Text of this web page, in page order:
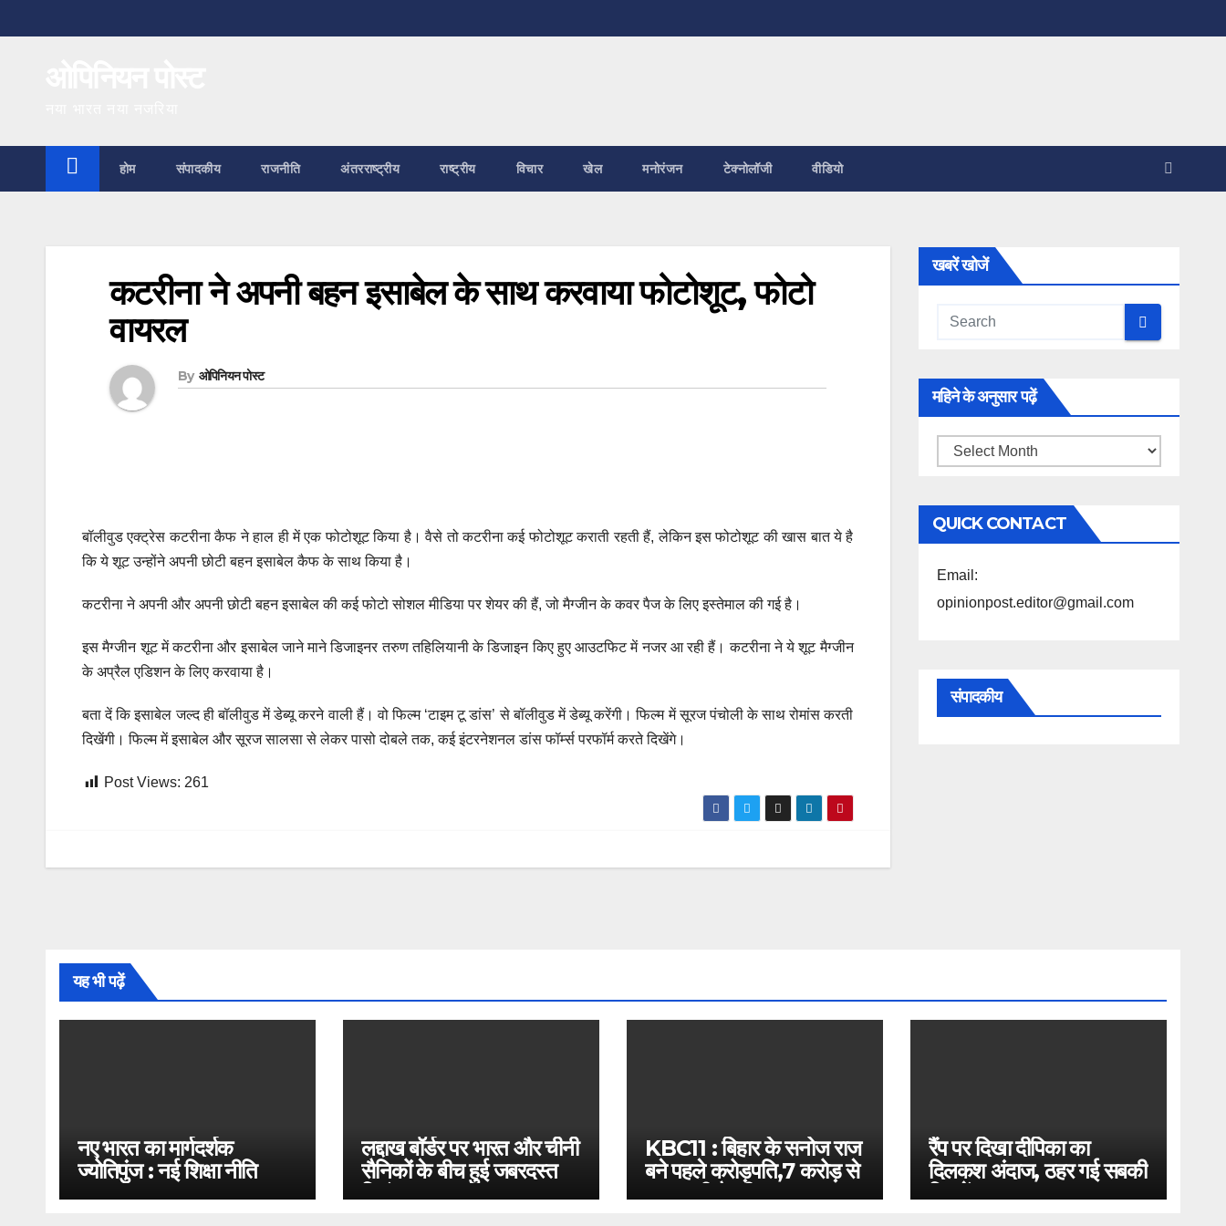
to
होम संपादकीय राजनीति अंतरराष्ट्रीय राष्ट्रीय विचार खेल मनोरंजन टेक्नोलॉजी वीडियो
कटरीना ने अपनी बहन इसाबेल के साथ करवाया फोटोशूट, फोटो
वायरल
By ओपिनियन पोस्ट
बॉलीवुड एक्ट्रेस कटरीना कैफ ने हाल ही में एक फोटोशूट किया है। वैसे तो कटरीना कई फोटोशूट कराती रहती हैं, लेकिन इस फोटोशूट की खास बात ये है
कि ये शूट उन्होंने अपनी छोटी बहन इसाबेल कैफ के साथ किया है।
कटरीना ने अपनी और अपनी छोटी बहन इसाबेल की कई फोटो सोशल मीडिया पर शेयर की हैं, जो मैग्जीन के कवर पैज के लिए इस्तेमाल की गई है।
इस मैग्जीन शूट में कटरीना और इसाबेल जाने माने डिजाइनर तरुण तहिलियानी के डिजाइन किए हुए आउटफिट में नजर आ रही हैं। कटरीना ने ये शूट मैग्जीन
के अप्रैल एडिशन के लिए करवाया है।
बता दें कि इसाबेल जल्द ही बॉलीवुड में डेब्यू करने वाली हैं। वो फिल्म ‘टाइम टू डांस’ से बॉलीवुड में डेब्यू करेंगी। फिल्म में सूरज पंचोली के साथ रोमांस करती
दिखेंगी। फिल्म में इसाबेल और सूरज सालसा से लेकर पासो दोबले तक, कई इंटरनेशनल डांस फॉर्म्स परफॉर्म करते दिखेंगे।
Post Views: 261
खबरें खोजें
महिने के अनुसार पढ़ें
महिने
अनुसार
पढ़ें
QUICK CONTACT
Email:
opinionpost.editor@gmail.com
संपादकीय
यह भी पढ़ें
नए भारत का मार्गदर्शक
ज्योतिपुंज : नई शिक्षा नीति
2020
लद्दाख बॉर्डर पर भारत और चीनी
सैनिकों के बीच हुई जबरदस्त
भिड़ंत
KBC11 : बिहार के सनोज राज
बने पहले करोड़पति,7 करोड़ से
बस इतनी है दूरी
रैंप पर दिखा दीपिका का
दिलकश अंदाज, ठहर गई सबकी
निगाहें